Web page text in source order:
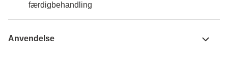
færdigbehandling
Anvendelse